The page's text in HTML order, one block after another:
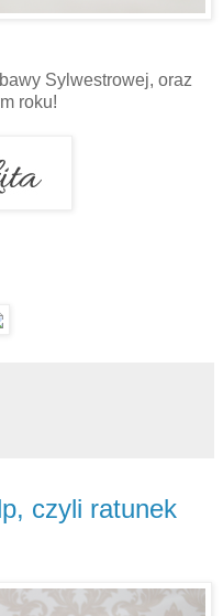
Sylwestrowej, oraz
roku!
czyli ratunek